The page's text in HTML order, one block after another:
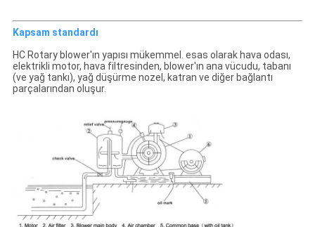
Kapsam standardı
HC Rotary blower'ın yapısı mükemmel. esas olarak hava odası,
elektrikli motor, hava filtresinden, blower'ın ana vücudu, tabanı
(ve yağ tankı), yağ düşürme nozel, katran ve diğer bağlantı
parçalarından oluşur.